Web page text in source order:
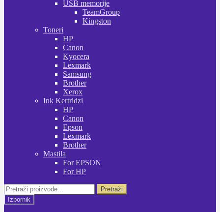
USB memorije
TeamGroup
Kingston
Toneri
HP
Canon
Kyocera
Lexmark
Samsung
Brother
Xerox
Ink Kertridzi
HP
Canon
Epson
Lexmark
Brother
Mastila
For EPSON
For HP
Pretraži:
Pretraži
Izbornik